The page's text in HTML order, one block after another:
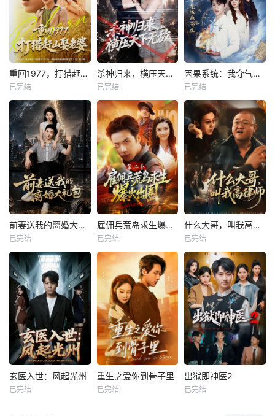
重回1977，打猎赶山娶老婆
已完结
杀神归来，横压天下无敌
已完结
因果系统：我夺气运救苍生
已完结
前妻送我的离婚大礼包
已完结
雇佣兵荒岛求生爆火出圈第二季
已完结
什么大哥，叫我高律师
已完结
玄医入世：风起光州
已完结
重生之爱你到骨子里
已完结
出狱即神医2
已完结